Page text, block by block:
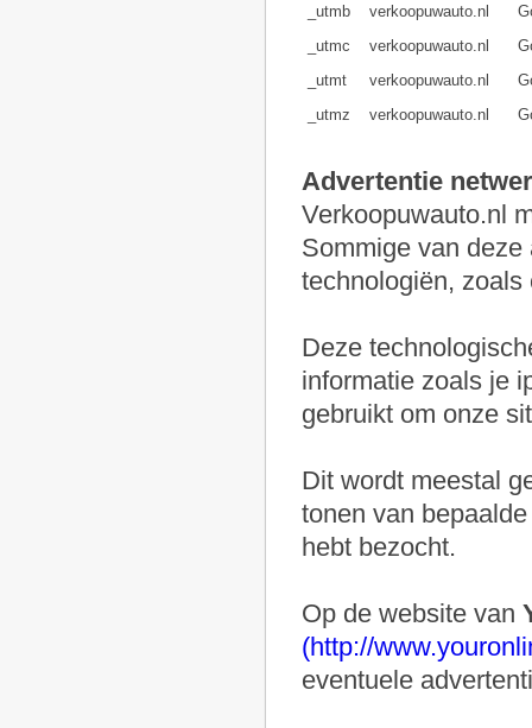
_utmb verkoopuwauto.nl
_utmc
verkoopuwauto.nl
_utmt
verkoopuwauto.nl
_utmz
verkoopuwauto.nl
Advertentie
Verkoopuwauto.nl
Sommige van
technologiën,
Deze
informatie zoals je
gebruikt om onze
Dit wordt meestal
tonen van
hebt bezocht.
Op de website van
(http://
eventuele